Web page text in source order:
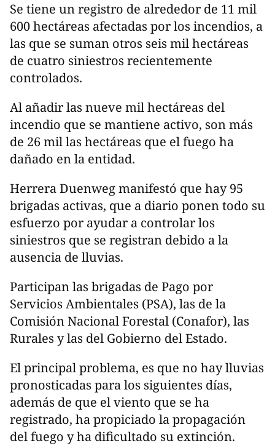
Se tiene un registro de alrededor de 11 mil
600 hectáreas afectadas por los incendios, a
las que se suman otros seis mil hectáreas
de cuatro siniestros recientemente
controlados.
Al añadir las nueve mil hectáreas del
incendio que se mantiene activo, son más
de 26 mil las hectáreas que el fuego ha
dañado en la entidad.
Herrera Duenweg manifestó que hay 95
brigadas activas, que a diario ponen todo su
esfuerzo por ayudar a controlar los
siniestros que se registran debido a la
ausencia de lluvias.
Participan las brigadas de Pago por
Servicios Ambientales (PSA), las de la
Comisión Nacional Forestal (Conafor), las
Rurales y las del Gobierno del Estado.
El principal problema, es que no hay lluvias
pronosticadas para los siguientes días,
además de que el viento que se ha
registrado, ha propiciado la propagación
del fuego y ha dificultado su extinción.